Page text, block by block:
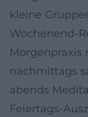
kleine
Morgenpraxis
nachmittags
abends